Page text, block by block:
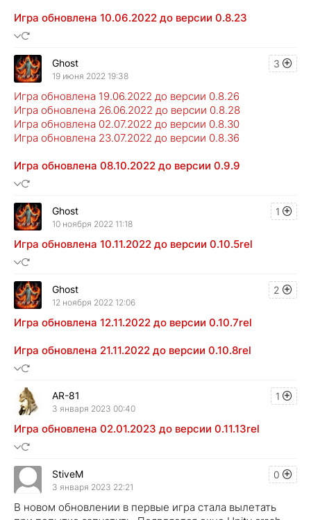
Игра обновлена 10.06.2022 до версии 0.8.23
3
Ghost
19 июня 2022 19:38
Игра обновлена 19.06.2022 до версии 0.8.26
Игра обновлена 26.06.2022 до версии 0.8.28
Игра обновлена 02.07.2022 до версии 0.8.30
Игра обновлена 23.07.2022 до версии 0.8.36
Игра обновлена 08.10.2022 до версии 0.9.9
1
Ghost
10 ноября 2022 11:18
Игра обновлена 10.11.2022 до версии 0.10.5rel
2
Ghost
12 ноября 2022 12:06
Игра обновлена 12.11.2022 до версии 0.10.7rel
Игра обновлена 21.11.2022 до версии 0.10.8rel
1
AR-81
3 января 2023 00:40
Игра обновлена 02.01.2023 до версии 0.11.13rel
0
StiveM
3 января 2023 22:21
В новом обновлении в первые игра стала вылетать